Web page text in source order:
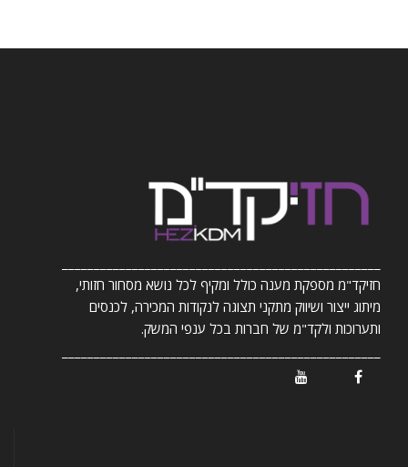
חזיקד"מ מספקת מענה כולל ומקיף לכל נושא מסחור חזותי,
מיתוג ייצור ושיווק מתקני תצוגה לנקודות המכירה, לכנסים
ותערוכות ולקד"מ של חברות בכל ענפי המשק.